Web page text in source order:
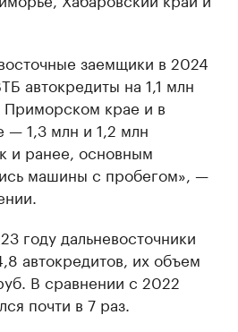
заемщики в 2024
автокредиты на 1,1 млн
Приморском крае и в
1,3 млн и 1,2 млн
и ранее, основным
машины с пробегом», —
году дальневосточники
автокредитов, их объем
В сравнении с 2022
почти в 7 раз.